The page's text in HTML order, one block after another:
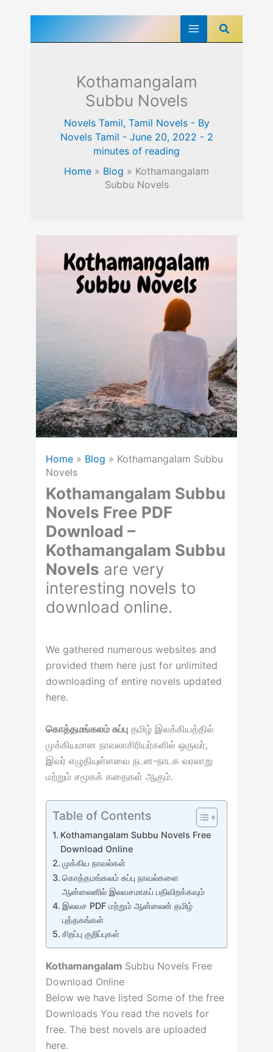
Search
Kothamangalam
Subbu Novels
Novels Tamil, Tamil Novels- By
Novels Tamil - June 20, 2022 - 2
minutes of reading
Home » Blog » Kothamangalam
Subbu Novels
Home» Blog » Kothamangalam Subbu
Novels
Kothamangalam Subbu
Novels Free PDF
Download –
Kothamangalam Subbu
Novels are very
interesting novels to
download online.
We gathered numerous websites and
provided them here just for unlimited
downloading of entire novels updated
here.
கொத்தமங்கலம் சுப்புதமிழ் இலக்கியத்தில்
முக்கியமான நாவலாசிரியர்களில் ஒருவர்,
இவர் எழுதியுள்ளவை நடன-நாடக வரலாறு
மற்றும் சமூகக் கதைகள் ஆகும்.
Table of Contents
Kothamangalam Subbu Novels Free
Download Online
முக்கிய நாவல்கள்
கொத்தமங்கலம் சுப்பு நாவல்களை
ஆன்லைனில் இலவசமாகப் பதிவிறக்கவும்
இலவச PDF மற்றும் ஆன்லைன் தமிழ்
புத்தகங்கள்
சிறப்பு குறிப்புகள்
Kothamangalam Subbu Novels Free
Download Online
Below we have listed Some of the free
Downloads You read the novels for
free. The best novels are uploaded
here.